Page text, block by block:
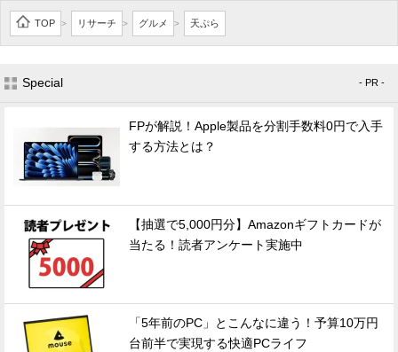
TOP > リサーチ > グルメ > 天ぷら
Special - PR -
FPが解説！Apple製品を分割手数料0円で入手
する方法とは？
【抽選で5,000円分】Amazonギフトカードが
当たる！読者アンケート実施中
「5年前のPC」とこんなに違う！予算10万円
台前半で実現する快適PCライフ